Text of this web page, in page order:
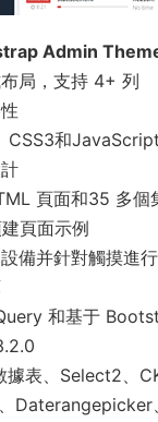
Admin Theme
局，支持 4+ 列
CSS3和
頁面和35 多個
頁面示例
備并針對觸摸進
和基于
據表、Select2、